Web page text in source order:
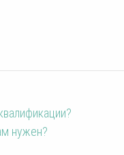
нужен?